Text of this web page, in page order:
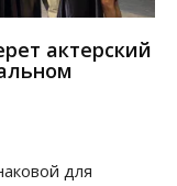
актерский
для